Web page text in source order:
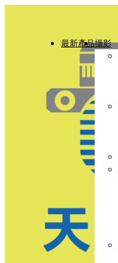
最新產品攝影